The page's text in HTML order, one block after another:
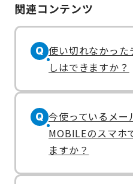
関連コンテンツ
Q 使い切れなかっ
しはできますか？
Q 今使っているメー
MOBILEのスマホ
ますか？